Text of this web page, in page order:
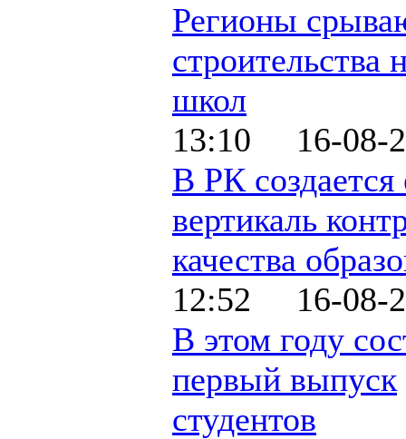
Регионы
строительства
школ
13:10 16-08-
В РК создается
вертикаль
качества
12:52 16-08-
В этом году
первый выпуск
студентов